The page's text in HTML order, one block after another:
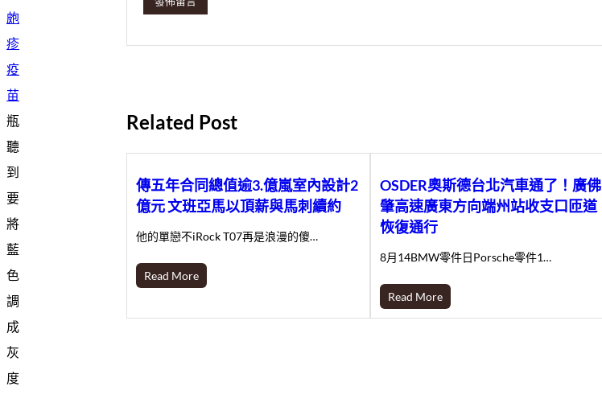
皰
疹
疫
苗
瓶
聽
到
要
將
藍
色
調
成
灰
度
Related Post
傳五年合同總值逾3.億嵐室內設計2
億元 文班亞馬以頂薪與馬刺續約
他的單戀不iRock T07再是浪漫的傻…
Read More
OSDER奧斯德台北汽車通了！廣佛
肇高速廣東方向端州站收支口匝道
恢復通行
8月14BMW零件日Porsche零件1…
Read More